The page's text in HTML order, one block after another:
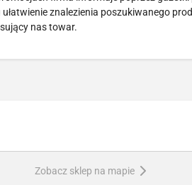
znalezienia poszukiwanego
nas towar.
Zobacz sklep na mapie